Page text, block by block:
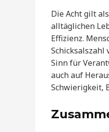
Die Acht gilt
alltäglichen
Effizienz.
Sinn für
auch auf
Schwierigkeit,